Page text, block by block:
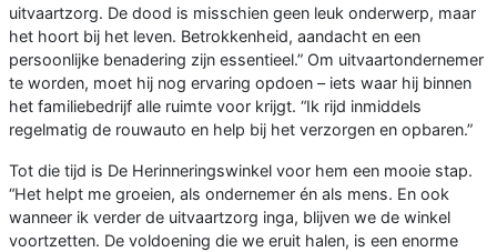
uitvaartzorg. De dood is misschien geen leuk onderwerp, maar
het hoort bij het leven. Betrokkenheid, aandacht en een
persoonlijke benadering zijn essentieel.” Om uitvaartondernemer
te worden, moet hij nog ervaring opdoen – iets waar hij binnen
het familiebedrijf alle ruimte voor krijgt. “Ik rijd inmiddels
regelmatig de rouwauto en help bij het verzorgen en opbaren.”
Tot die tijd is De Herinneringswinkel voor hem een mooie stap.
“Het helpt me groeien, als ondernemer én als mens. En ook
wanneer ik verder de uitvaartzorg inga, blijven we de winkel
voortzetten. De voldoening die we eruit halen, is een enorme